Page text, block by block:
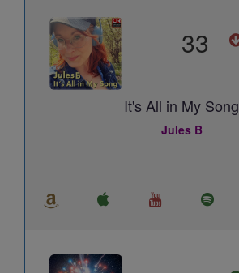
33
It's All in My Song
Jules B